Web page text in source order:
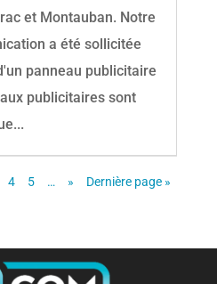
et Montauban. Notre
a été sollicitée
panneau publicitaire
publicitaires sont
4 5 … » Dernière page »